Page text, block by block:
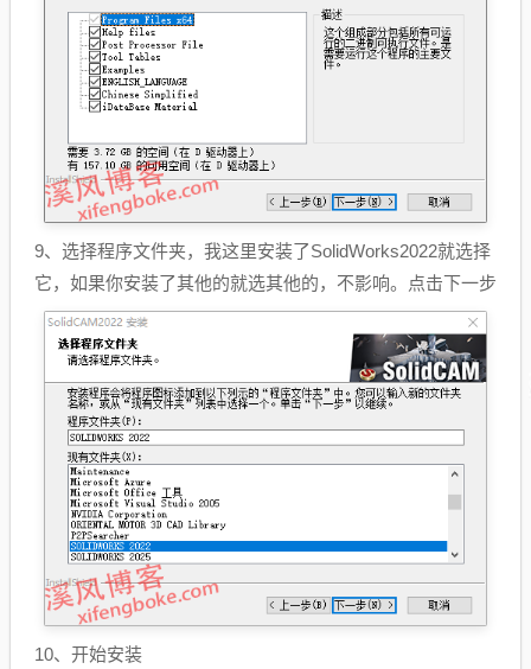
9、选择程序文件夹，我这里安装了SolidWorks2022就选择
它，如果你安装了其他的就选其他的，不影响。点击下一步
10、开始安装